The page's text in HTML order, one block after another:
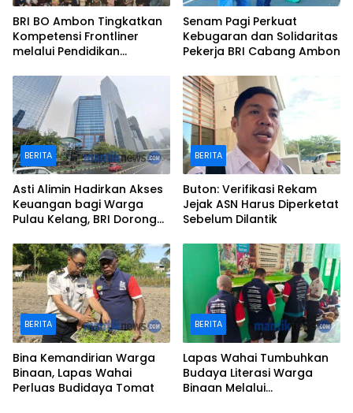
BRI BO Ambon Tingkatkan
Kompetensi Frontliner
melalui Pendidikan
Senam Pagi Perkuat
Kebugaran dan Solidaritas
Pekerja BRI Cabang Ambon
BERITA
Asti Alimin Hadirkan Akses
Keuangan bagi Warga
Pulau Kelang, BRI Dorong
Kepulauan
BERITA
Buton: Verifikasi Rekam
Jejak ASN Harus Diperketat
Sebelum Dilantik
BERITA
Bina Kemandirian Warga
Binaan, Lapas Wahai
Perluas Budidaya Tomat
BERITA
Lapas Wahai Tumbuhkan
Budaya Literasi Warga
Binaan Melalui